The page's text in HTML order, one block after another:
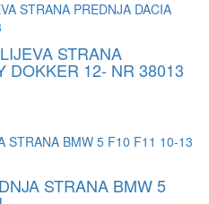
STRANA
DOKKER 12- NR 38013
STRANA BMW 5